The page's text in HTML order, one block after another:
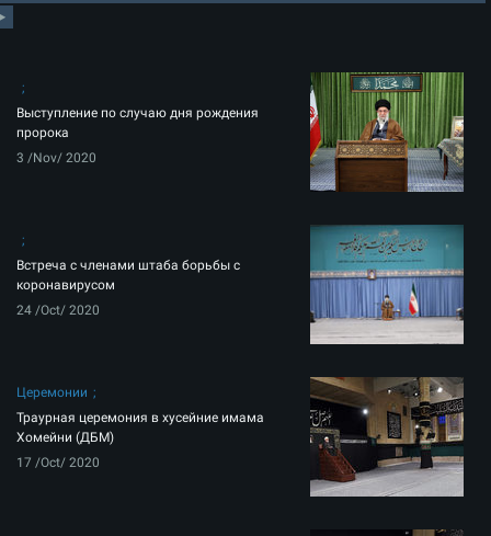
Выступление по случаю дня рождения
пророка
3 /Nov/ 2020
Встреча с членами штаба борьбы с
коронавирусом
24 /Oct/ 2020
Церемонии
Траурная церемония в хусейние имама
Хомейни (ДБМ)
17 /Oct/ 2020